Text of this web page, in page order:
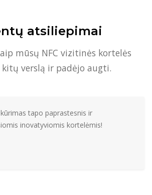
atsiliepimai
mūsų NFC vizitinės kortelės
verslą ir padėjo augti.
tapo paprastesnis ir
inovatyviomis kortelėmis!